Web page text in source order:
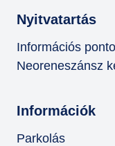
Nyitvatartás
Információs
Neoreneszánsz
Információk
Parkolás